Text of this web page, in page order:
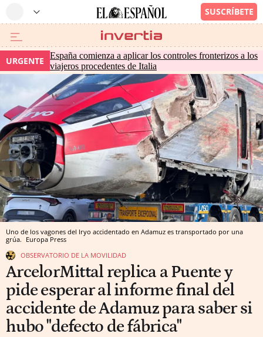
URGENTE
España comienza a aplicar los controles fronterizos a los
viajeros procedentes de Italia
Uno de los vagones del Iryo accidentado en Adamuz es transportado por una
grúa. Europa Press
OBSERVATORIO DE LA MOVILIDAD
ArcelorMittal replica a Puente y
pide esperar al informe final del
accidente de Adamuz para saber si
hubo "defecto de fábrica"